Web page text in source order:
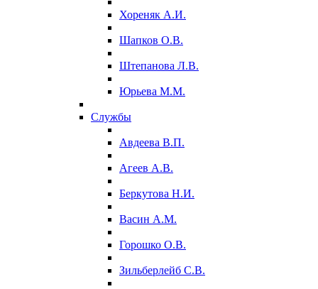
Хореняк А.И.
Шапков О.В.
Штепанова Л.В.
Юрьева М.М.
Службы
Авдеева В.П.
Агеев А.В.
Беркутова Н.И.
Васин А.М.
Горошко О.В.
Зильберлейб С.В.